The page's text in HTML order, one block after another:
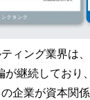
ィング業界は
継続しており
企業が資本関